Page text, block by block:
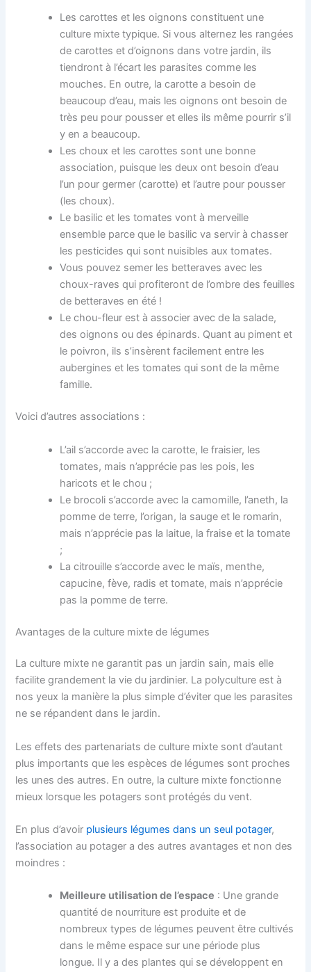
Les carottes et les oignons constituent une
culture mixte typique. Si vous alternez les rangées
de carottes et d’oignons dans votre jardin, ils
tiendront à l’écart les parasites comme les
mouches. En outre, la carotte a besoin de
beaucoup d’eau, mais les oignons ont besoin de
très peu pour pousser et elles ils même pourrir s’il
y en a beaucoup.
Les choux et les carottes sont une bonne
association, puisque les deux ont besoin d’eau
l’un pour germer (carotte) et l’autre pour pousser
(les choux).
Le basilic et les tomates vont à merveille
ensemble parce que le basilic va servir à chasser
les pesticides qui sont nuisibles aux tomates.
Vous pouvez semer les betteraves avec les
choux-raves qui profiteront de l’ombre des feuilles
de betteraves en été !
Le chou-fleur est à associer avec de la salade,
des oignons ou des épinards. Quant au piment et
le poivron, ils s’insèrent facilement entre les
aubergines et les tomates qui sont de la même
famille.
Voici d’autres associations :
L’ail s’accorde avec la carotte, le fraisier, les
tomates, mais n’apprécie pas les pois, les
haricots et le chou ;
Le brocoli s’accorde avec la camomille, l’aneth, la
pomme de terre, l’origan, la sauge et le romarin,
mais n’apprécie pas la laitue, la fraise et la tomate
;
La citrouille s’accorde avec le maïs, menthe,
capucine, fève, radis et tomate, mais n’apprécie
pas la pomme de terre.
Avantages de la culture mixte de légumes
La culture mixte ne garantit pas un jardin sain, mais elle
facilite grandement la vie du jardinier. La polyculture est à
nos yeux la manière la plus simple d’éviter que les parasites
ne se répandent dans le jardin.
Les effets des partenariats de culture mixte sont d’autant
plus importants que les espèces de légumes sont proches
les unes des autres. En outre, la culture mixte fonctionne
mieux lorsque les potagers sont protégés du vent.
En plus d’avoir plusieurs légumes dans un seul potager,
l’association au potager a des autres avantages et non des
moindres :
Meilleure utilisation de l’espace : Une grande
quantité de nourriture est produite et de
nombreux types de légumes peuvent être cultivés
dans le même espace sur une période plus
longue. Il y a des plantes qui se développent en